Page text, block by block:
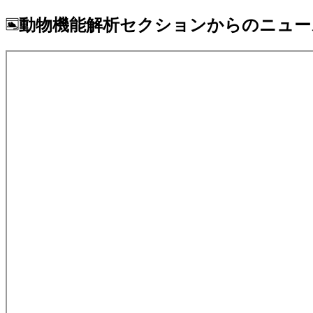
動物機能解析セクションからのニュ